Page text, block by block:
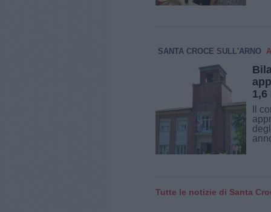
SANTA CROCE SULL'ARNO
Il
Tutte le notizie di Santa